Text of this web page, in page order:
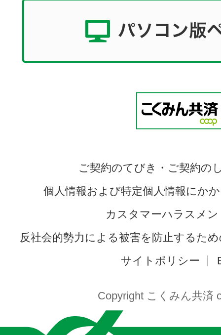
ご契約のてびき・ご契約の
個人情報および特定個人情報にか
カスタマーハラスメ
反社会的勢力による被害を防止するた
サイトポリシー
Copyright こくみん共済